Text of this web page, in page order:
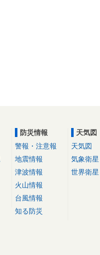
防災情報
警報・注意報
地震情報
津波情報
火山情報
台風情報
知る防災
天気図
天気図
気象衛星
世界衛星